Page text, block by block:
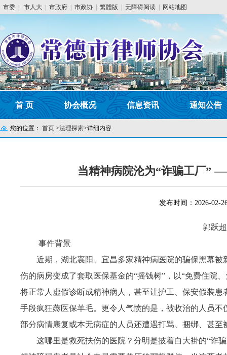
市委 市人大 市政府 市政协 繁體版 无障碍阅读 网站地图
首 页 协会概况 信息资讯 通知公告
您的位置： 首页 >法理探索>详细内容
当精神病院沦为“诈骗工厂”
发布时间：2026-02-
郭跃
事件背景
近期，湖北襄阳、宜昌多家精神病医院的骗保黑幕
伤的病房变成了套取医保基金的“摇钱树”，以“免费住院
将正常人虚假诊断成精神病人，甚至让护工、保安假装
手段疯狂薅医保羊毛。更令人气愤的是，被收治的人员
部分病情康复或本无病症的人员还遭遇打骂、捆绑、甚
这哪里是救死扶伤的医院？分明是披着白大褂的“诈